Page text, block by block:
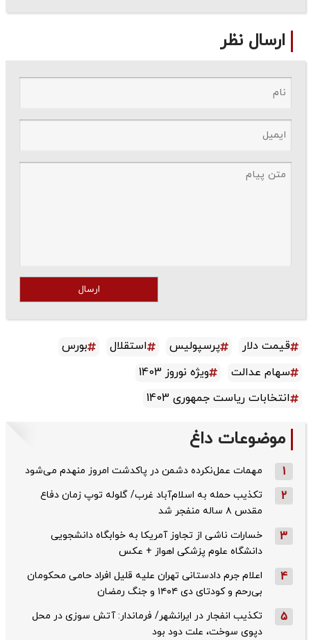
ارسال نظر
ارسال
قیمت دلار پرسپولیس استقلال
بورس
سهام عدالت
ویژه نوروز 1403
انتخابات ریاست جمهوری 1403
موضوعات داغ
1 مهمات عمل‌نکرده دشمن در پاکدشت امروز منهدم می‌شود
2
تکذیب حمله به اسلام‌آباد غرب/ گلوله توپ زمان دفاع
مقدس ۸ ساله منفجر شد
3
خسارات ناشی از تجاوز آمریکا به خوابگاه دانشجویی
دانشگاه علوم پزشکی اهواز + عکس
4
اعلام جرم دادستانی تهران علیه قلیل افراد حامی محکومان
بی‌رحم و کودتای دی‌ ۱۴۰۴ و جنگ رمضان
5
تکذیب ‌انفجار در ایرانشهر/ فرماندار: آتش سوزی در محل
دپوی سوخت، علت دود بود